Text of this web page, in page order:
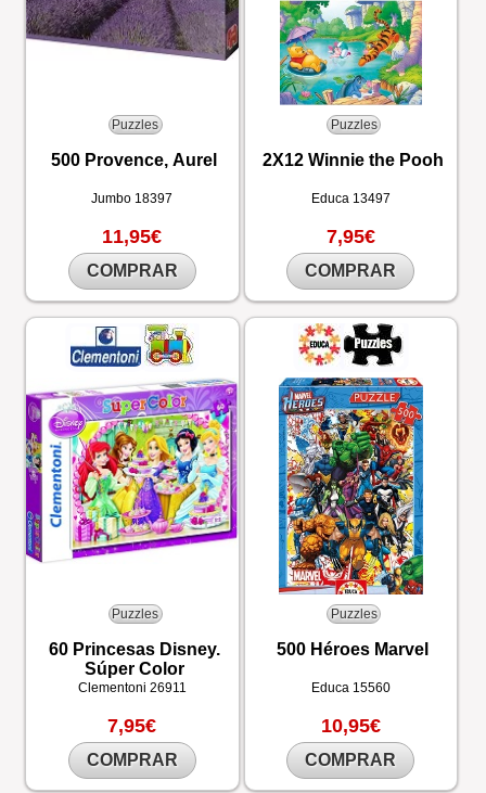
Puzzles
500 Provence, Aurel
Jumbo 18397
11,95€
COMPRAR
Puzzles
2X12 Winnie the Pooh
Educa 13497
7,95€
COMPRAR
Puzzles
60 Princesas Disney.
Súper Color
Clementoni 26911
7,95€
COMPRAR
Puzzles
500 Héroes Marvel
Educa 15560
10,95€
COMPRAR